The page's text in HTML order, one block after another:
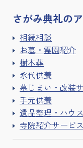
さがみ典礼の
相続相談
お墓・霊園紹介
樹木葬
永代供養
墓じまい・改装
手元供養
遺品整理・ハウ
寺院紹介サービス